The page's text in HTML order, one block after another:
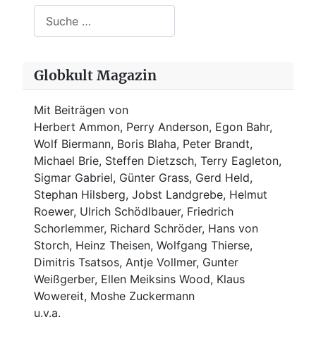
Globkult Magazin
Mit Beiträgen von
Herbert Ammon, Perry Anderson, Egon Bahr,
Wolf Biermann, Boris Blaha, Peter Brandt,
Michael Brie, Steffen Dietzsch, Terry Eagleton,
Sigmar Gabriel, Günter Grass, Gerd Held,
Stephan Hilsberg, Jobst Landgrebe, Helmut
Roewer, Ulrich Schödlbauer, Friedrich
Schorlemmer, Richard Schröder, Hans von
Storch, Heinz Theisen, Wolfgang Thierse,
Dimitris Tsatsos, Antje Vollmer, Gunter
Weißgerber, Ellen Meiksins Wood, Klaus
Wowereit, Moshe Zuckermann
u.v.a.